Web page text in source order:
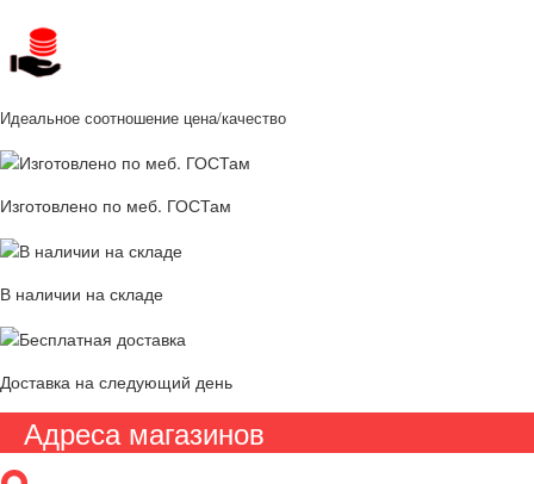
Идеальное соотношение цена/качество
Изготовлено по меб. ГОСТам
В наличии на складе
Доставка на следующий день
Адреса магазинов